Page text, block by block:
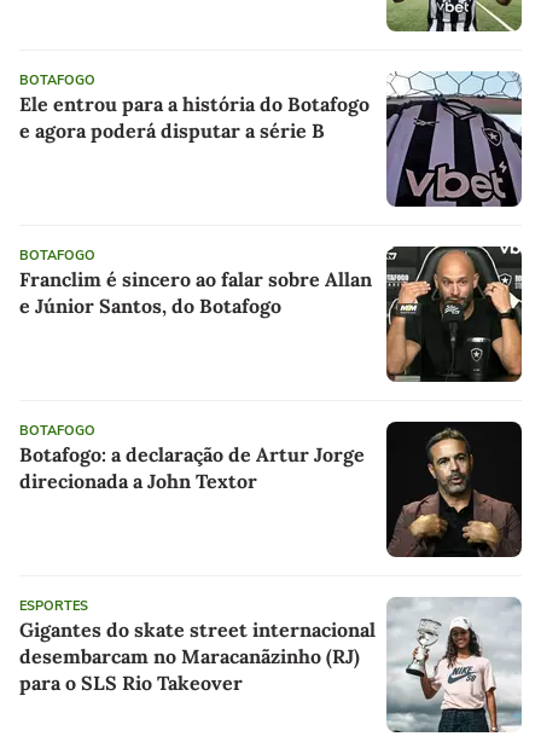
BOTAFOGO
Ele entrou para a história do Botafogo
e agora poderá disputar a série B
BOTAFOGO
Franclim é sincero ao falar sobre Allan
e Júnior Santos, do Botafogo
BOTAFOGO
Botafogo: a declaração de Artur Jorge
direcionada a John Textor
ESPORTES
Gigantes do skate street internacional
desembarcam no Maracanãzinho (RJ)
para o SLS Rio Takeover